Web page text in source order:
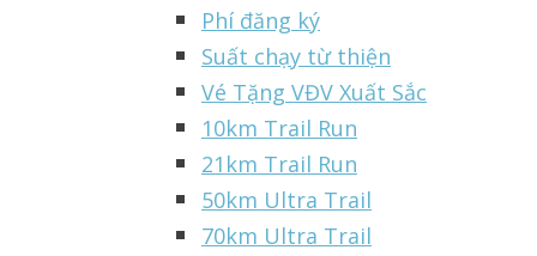
Phí đăng ký
Suất chạy từ thiện
Vé Tặng VĐV Xuất Sắc
10km Trail Run
21km Trail Run
50km Ultra Trail
70km Ultra Trail